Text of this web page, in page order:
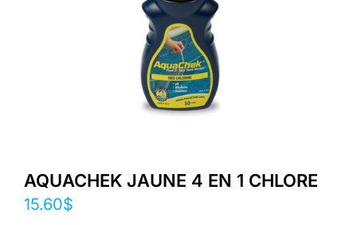
AQUACHEK JAUNE 4 EN 1 CHLORE
15.60$